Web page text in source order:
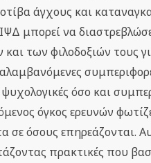
άγχους και
μπορεί να
των φιλοδοξιών τους
όσο και
όγκος ερευνών
σε όσους επηρεάζονται.
πρακτικές που